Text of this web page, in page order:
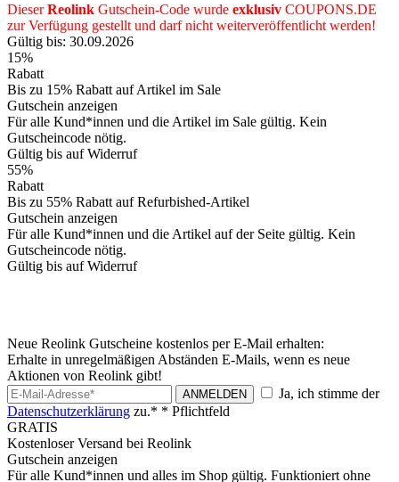
DieserReolink Gutschein-Code wurde exklusiv COUPONS.DE
zur Verfügung gestellt und darf nicht weiterveröffentlicht werden!
Gültig bis: 30.09.2026
15%
Rabatt
Bis zu 15% Rabatt auf Artikel im Sale
Gutschein anzeigen
Für alle Kund*innen und die Artikel im Sale gültig. Kein
Gutscheincode nötig.
Gültig bis auf Widerruf
55%
Rabatt
Bis zu 55% Rabatt auf Refurbished-Artikel
Gutschein anzeigen
Für alle Kund*innen und die Artikel auf der Seite gültig. Kein
Gutscheincode nötig.
Gültig bis auf Widerruf
Neue Reolink Gutscheine kostenlos per E-Mail erhalten:
Erhalte in unregelmäßigen Abständen E-Mails, wenn es neue
Aktionen von Reolink gibt!
ANMELDEN
Ja, ich stimme der
Datenschutzerklärung zu.* * Pflichtfeld
GRATIS
Kostenloser Versand bei Reolink
Gutschein anzeigen
Für alle Kund*innen und alles im Shop gültig. Funktioniert ohne